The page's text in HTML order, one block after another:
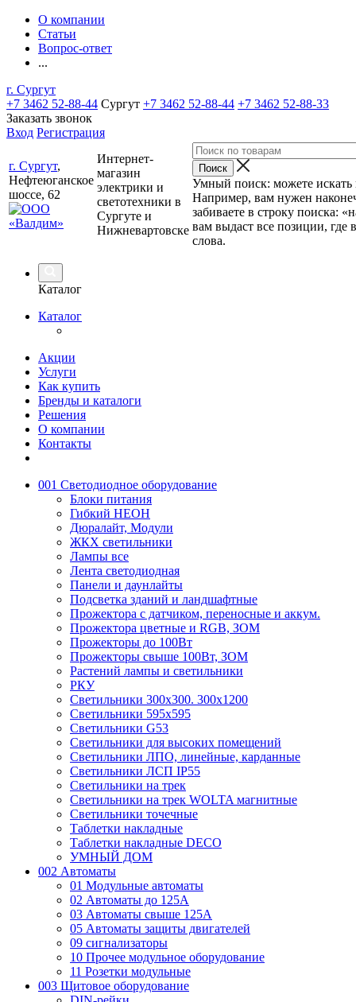
О компании
Статьи
Вопрос-ответ
...
г. Сургут
+7 3462 52-88-44 Сургут +7 3462 52-88-44 +7 3462 52-88-33
Заказать звонок
Вход Регистрация
г. Сургут,
Нефтеюганское
шоссе, 62
Интернет-
магазин
электрики и
светотехники в
Сургуте и
Нижневартовске
Умный поиск: можете искать
Например, вам нужен
забиваете в строку поиска:
вам выдаст все позиции, где
слова.
Каталог
Каталог
Акции
Услуги
Как купить
Бренды и каталоги
Решения
О компании
Контакты
001 Светодиодное оборудование
Блоки питания
Гибкий НЕОН
Дюралайт, Модули
ЖКХ светильники
Лампы все
Лента светодиодная
Панели и даунлайты
Подсветка зданий и ландшафтные
Прожектора с датчиком, переносные и аккум.
Прожектора цветные и RGB, ЗОМ
Прожекторы до 100Вт
Прожекторы свыше 100Вт, ЗОМ
Растений лампы и светильники
РКУ
Светильники 300х300. 300х1200
Светильники 595х595
Светильники G53
Светильники для высоких помещений
Светильники ЛПО, линейные, карданные
Светильники ЛСП IP55
Светильники на трек
Светильники на трек WOLTA магнитные
Светильники точечные
Таблетки накладные
Таблетки накладные DECO
УМНЫЙ ДОМ
002 Автоматы
01 Модульные автоматы
02 Автоматы до 125А
03 Автоматы свыше 125А
05 Автоматы защиты двигателей
09 сигнализаторы
10 Прочее модульное оборудование
11 Розетки модульные
003 Щитовое оборудование